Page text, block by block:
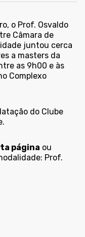
o Prof. Osvaldo
Câmara de
juntou cerca
a masters da
as 9h00 e às
Complexo
do Clube
página ou
Prof.